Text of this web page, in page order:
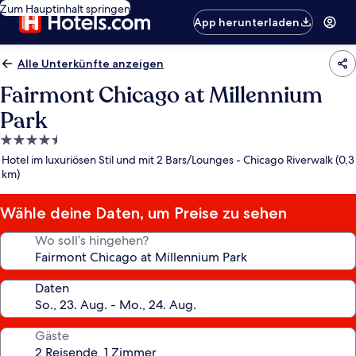
Zum Hauptinhalt springen
App herunterladen
Alle Unterkünfte anzeigen
Fairmont Chicago at Millennium
Park
4.5-
Sterne-
Unterkunft
Hotel im luxuriösen Stil und mit 2 Bars/Lounges - Chicago Riverwalk (0,3
km)
Wähle deine Daten, um Preise zu sehen
Wo soll’s hingehen?
Daten
Gäste